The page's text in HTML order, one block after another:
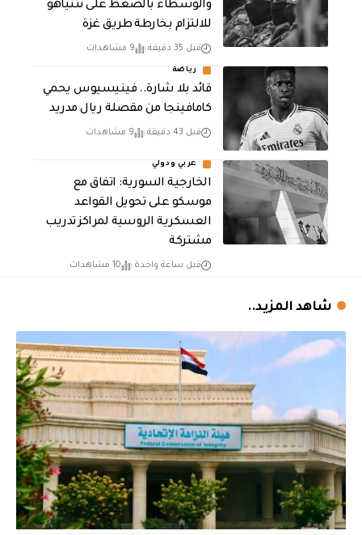
والوسطاء بالضغط على نتنياهو
للالتزام بخارطة طريق غزة
قبل 35 دقيقة 9 مشاهدات
رياضة
قائد بلا شارة.. فينيسيوس يحمي
كامافينجا من مقصلة ريال مدريد
قبل 43 دقيقة 9 مشاهدات
عربي ودولي
الخارجية السورية: اتفاق مع
موسكو على تحويل القواعد
العسكرية الروسية لمراكز تدريب
مشتركة
قبل ساعة واحدة 10 مشاهدات
شاهد المزيد..